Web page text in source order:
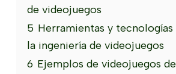
de videojuegos
5 Herramientas y
la ingeniería de videojuegos
6 Ejemplos de videojuegos